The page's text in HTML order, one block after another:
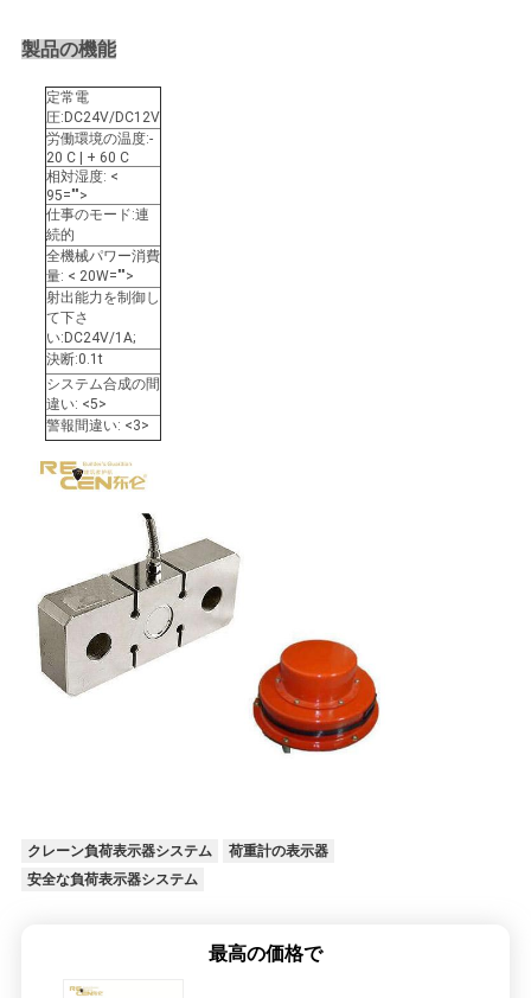
要
PRIVACY
POLICY
製品の機能
定常電
圧:DC24V/DC12V
労働環境の温度:-
20 C | + 60 C
相対湿度: <
95="">
仕事のモード:連
続的
全機械パワー消費
量: < 20W="">
射出能力を制御し
て下さ
い:DC24V/1A;
決断:0.1t
システム合成の間
違い: <5>
警報間違い: <3>
クレーン負荷表示器システム
荷重計の表示器
安全な負荷表示器システム
最高の価格で